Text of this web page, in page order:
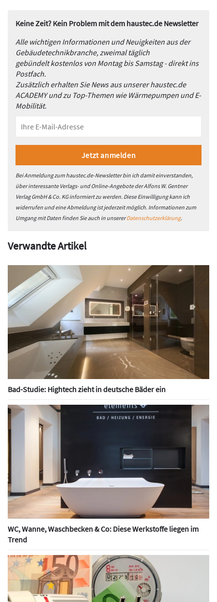
Keine Zeit? Kein Problem mit dem haustec.de Newsletter
Alle wichtigen Informationen und Neuigkeiten aus der
Gebäudetechnikbranche, zweimal täglich
gebündelt kostenlos von Montag bis Samstag - direkt ins
Postfach.
Zusätzlich erhalten Sie News aus unserer haustec.de
ACADEMY und zu Top-Themen wie Wärmepumpen und E-
Mobilität.
Bei Anmeldung zum haustec.de-Newsletter bin ich damit einverstanden,
über interessante Verlags- und Online-Angebote der Alfons W. Gentner
Verlag GmbH & Co. KG informiert zu werden. Diese Einwilligung kann ich
widerrufen und eine Abmeldung ist jederzeit möglich. Informationen zum
Umgang mit Daten finden Sie auch in unsererDatenschutzerklärung.
Verwandte Artikel
Bad-Studie: Hightech zieht in deutsche Bäder ein
WC, Wanne, Waschbecken & Co: Diese Werkstoffe liegen im
Trend